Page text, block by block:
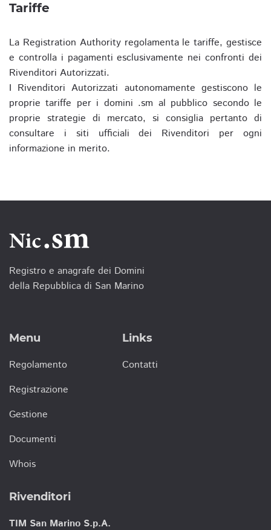
Tariffe
La Registration Authority regolamenta le tariffe, gestisce
e controlla i pagamenti esclusivamente nei confronti dei
Rivenditori Autorizzati.
I Rivenditori Autorizzati autonomamente gestiscono le
proprie tariffe per i domini .sm al pubblico secondo le
proprie strategie di mercato, si consiglia pertanto di
consultare i siti ufficiali dei Rivenditori per ogni
informazione in merito.
Registro e anagrafe dei Domini
della Repubblica di San Marino
Menu
Regolamento
Registrazione
Gestione
Documenti
Whois
Links
Contatti
Rivenditori
TIM San Marino S.p.A.